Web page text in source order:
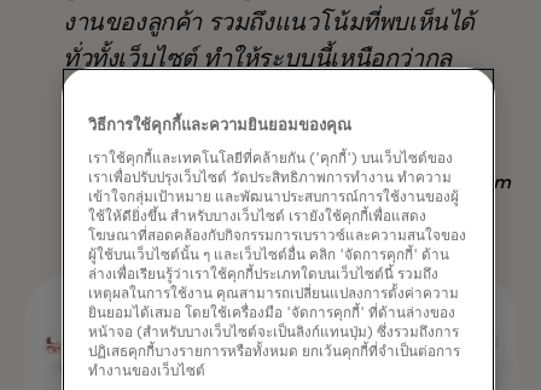
งานของลูกค้า รวมถึงแนวโน้มที่พบเห็นได้
ทั่วทั้งเว็บไซต์ ทำให้ระบบนี้เหนือกว่ากล
ผลลัพธ์ แต่ยังช่วยประหยัดเวลาอีกด้วย
Nadav Yekutiel, Head of Data, GlassesUSA.com
วิธีการใช้คุกกี้และความยินยอมของคุณ
เราใช้คุกกี้และเทคโนโลยีที่คล้ายกัน ('คุกกี้') บนเว็บไซต์ของ
เราเพื่อปรับปรุงเว็บไซต์ วัดประสิทธิภาพการทำงาน ทำความ
เข้าใจกลุ่มเป้าหมาย และพัฒนาประสบการณ์การใช้งานของผู้
ใช้ให้ดียิ่งขึ้น สำหรับบางเว็บไซต์ เรายังใช้คุกกี้เพื่อแสดง
โฆษณาที่สอดคล้องกับกิจกรรมการเบราวซ์และความสนใจของ
ผู้ใช้บนเว็บไซต์นั้น ๆ และเว็บไซต์อื่น คลิก 'จัดการคุกกี้' ด้าน
ล่างเพื่อเรียนรู้ว่าเราใช้คุกกี้ประเภทใดบนเว็บไซต์นี้ รวมถึง
เหตุผลในการใช้งาน คุณสามารถเปลี่ยนแปลงการตั้งค่าความ
ยินยอมได้เสมอ โดยใช้เครื่องมือ 'จัดการคุกกี้' ที่ด้านล่างของ
หน้าจอ (สำหรับบางเว็บไซต์จะเป็นลิงก์แทนปุ่ม) ซึ่งรวมถึงการ
ปฏิเสธคุกกี้บางรายการหรือทั้งหมด ยกเว้นคุกกี้ที่จำเป็นต่อการ
ทำงานของเว็บไซต์